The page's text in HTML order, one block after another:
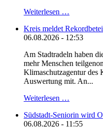
Weiterlesen …
Kreis meldet
06.08.2026 - 12:53
Am Stadtradeln haben
mehr Menschen
Klimaschutzagentur des
Auswertung mit. An...
Weiterlesen …
Südstadt-Seniorin wird
06.08.2026 - 11:55